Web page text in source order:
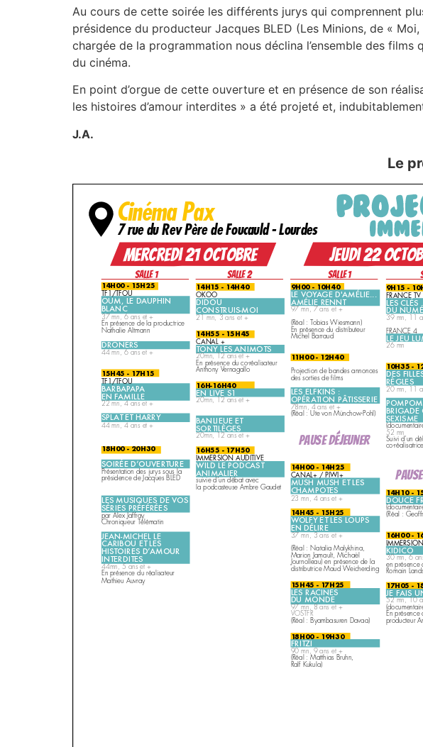
Au cours de cette soirée les différents jurys qui comprennent
présidence du producteur Jacques BLED (Les Minions, de «
chargée de la programmation nous déclina l’ensemble des
du cinéma.
En point d’orgue de cette ouverture et en présence de son
les histoires d’amour interdites » a été projeté et,
J.A.
Le